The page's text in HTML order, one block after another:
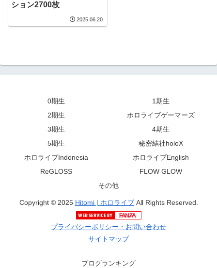
ション2700枚
2025.06.20
0期生
1期生
2期生
ホロライブゲーマーズ
3期生
4期生
5期生
秘密結社holoX
ホロライブIndonesia
ホロライブEnglish
ReGLOSS
FLOW GLOW
その他
Copyright © 2025 Hitomi | ホロライブAll Rights Reserved.
プライバシーポリシー・お問い合わせ
サイトマップ
ブログランキング